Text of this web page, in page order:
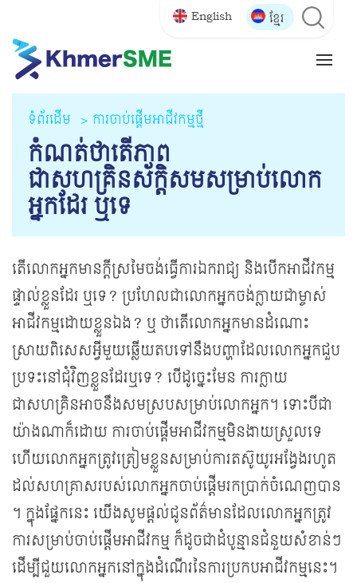
English ខ្មែរ
ទំព័រដើម ការចាប់ផ្តើមអាជីវកម្មថ្មី
កំណត់ថាតើភាព
ជាសហគ្រិនស័ក្តិសមសម្រាប់លោក
អ្នកដែរ ឬទេ
តើលោកអ្នកមានក្តីស្រមៃចង់ធ្វើការ​ឯករាជ្យ និងបើកអាជីវកម្ម
ផ្ទាល់ខ្លួនដែរ ឬទេ? ប្រហែលជាលោកអ្នកចង់ក្លាយជាម្ចាស់
អាជីវកម្មដោយខ្លួនឯង? ឬ ថាតើលោកអ្នកមានដំណោះ
ស្រាយពិសេសអ្វីមួយឆ្លើយតបទៅនឹងបញ្ហាដែលលោកអ្នកជួប
ប្រទះនៅជុំវិញខ្លួនដែរឬទេ? បើដូច្នេះមែន ការក្លាយ
ជាសហគ្រិនអាចនឹងសមស្របសម្រាប់លោកអ្នក។ ទោះបី​ជា​
យ៉ាងណាក៏ដោយ ការចាប់ផ្តើមអាជីវកម្មមិនងាយស្រួលទេ
ហើយលោកអ្នកត្រូវត្រៀមខ្លួនសម្រាប់ការតស៊ូយូរអង្វែងរហូត
ដល់សហគ្រាសរបស់លោកអ្នកចាប់ផ្តើមរកប្រាក់ចំណេញបាន​
។ ក្នុងផ្នែកនេះ យើងសូមផ្តល់ជូនព័ត៌មានដែលលោកអ្នកត្រូវ
ការសម្រាប់ចាប់ផ្តើមអាជីវកម្ម ក៏ដូចជាដំបូន្មានជំនួយសំខាន់ៗ
ដើម្បីជួយលោកអ្នកនៅក្នុងដំណើរនៃការប្រកបអាជីវកម្មនេះ។